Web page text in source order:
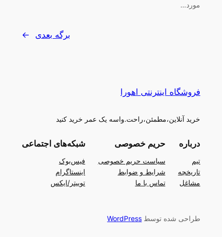
مورد…
برگه بعدی →
فروشگاه اینترنتی اهورا
خرید آنلاین،مطمئن،راحت.واسه یک عمر خرید کنید
درباره
تیم
تاریخچه
مشاغل
حریم خصوصی
سیاست حریم خصوصی
شرایط و ضوابط
تماس با ما
شبکه‌های اجتماعی
فیس‌بوک
اینستاگرام
توییتر/ایکس
طراحی شده توسط WordPress